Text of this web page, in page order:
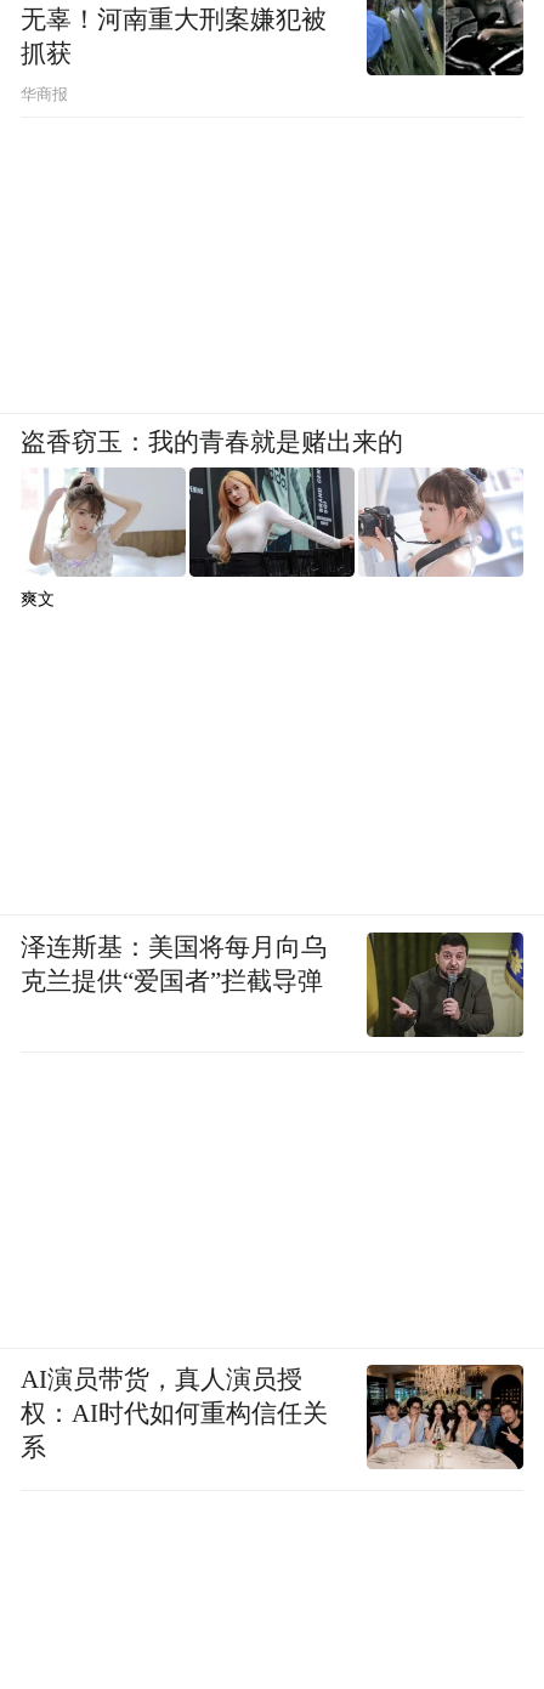
无辜！河南重大刑案嫌犯被
抓获
华商报
盗香窃玉：我的青春就是赌出来的
爽文
泽连斯基：美国将每月向乌
克兰提供“爱国者”拦截导弹
AI演员带货，真人演员授
权：AI时代如何重构信任关
系